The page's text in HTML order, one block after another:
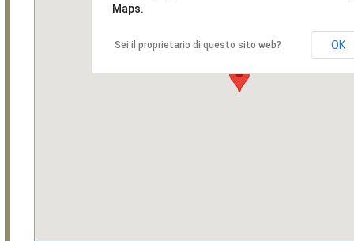
Maps.
Sei il proprietario di questo sito web? OK